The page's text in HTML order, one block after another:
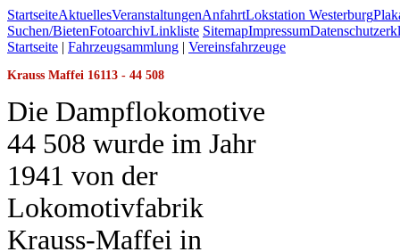
StartseiteAktuellesVeranstaltungenAnfahrtLokstation Westerburg
Suchen/BietenFotoarchivLinkliste SitemapImpressum
Startseite | Fahrzeugsammlung | Vereinsfahrzeuge
Krauss Maffei 16113 - 44 508
Die Dampflokomotive
44 508 wurde im Jahr
1941 von der
Lokomotivfabrik
Krauss-Maffei in